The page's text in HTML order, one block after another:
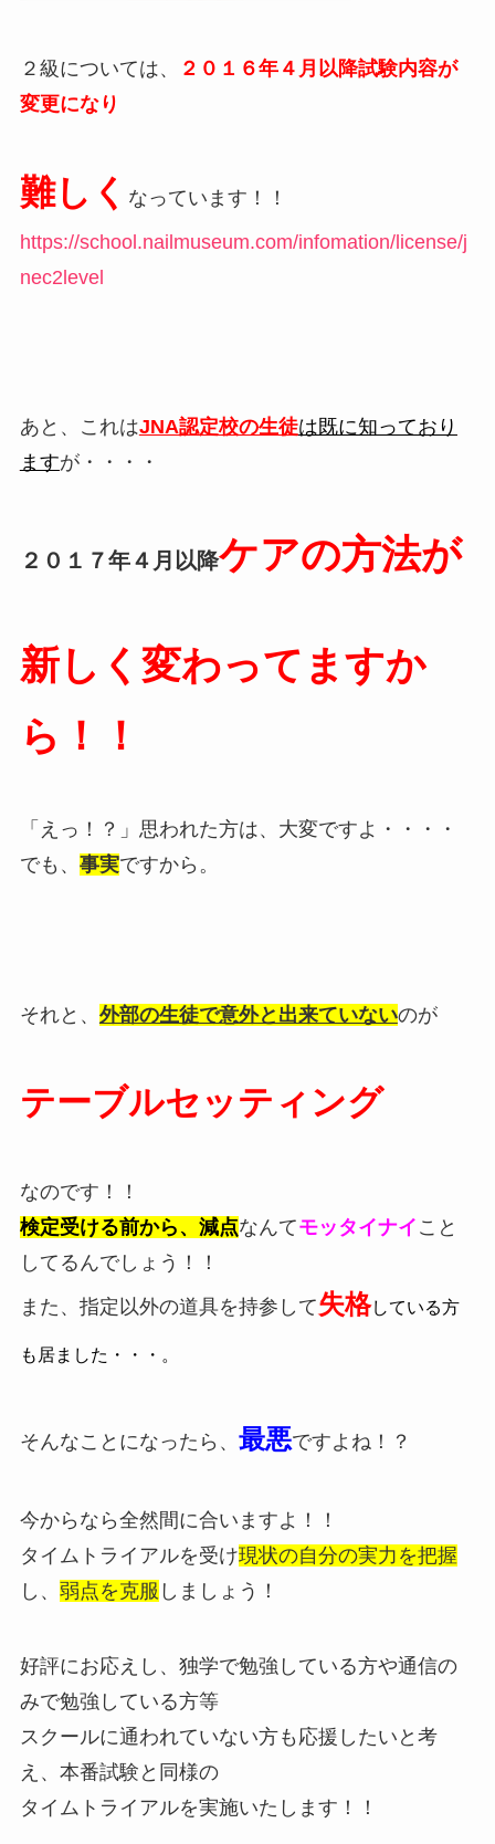
２級については、
２０１６年４月以降試験内容が
変更になり
難しく なっています！！
https://school.nailmuseum.com/infomation/license/j
nec2level
あと、これはJNA認定校の生徒は既に知っており
ますが・・・・
２０１７年４月以降ケアの方法が
新しく変わってますか
ら！！
「えっ！？」思われた方は、大変ですよ・・・・
でも、 事実ですから。
それと、 外部の生徒で意外と出来ていないのが
テーブルセッティング
なのです！！
検定受ける前から、減点なんてモッタイナイ こと
してるんでしょう！！
また、指定以外の道具を持参して失格している方
も居ました・・・。
そんなことになったら、 最悪ですよね！？
今からなら全然間に合いますよ！！
タイムトライアルを受け現状の自分の実力を把握
し、 弱点を克服 しましょう！
好評にお応えし、独学で勉強している方や通信の
みで勉強している方等
スクールに通われていない方も応援したいと考
え、本番試験と同様の
タイムトライアルを実施いたします！！